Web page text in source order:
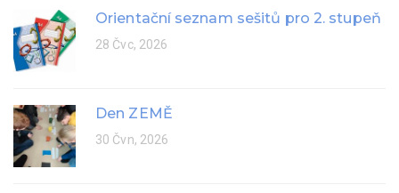
Orientační seznam sešitů pro 2. stupeň
28 Čvc, 2026
Den ZEMĚ
30 Čvn, 2026